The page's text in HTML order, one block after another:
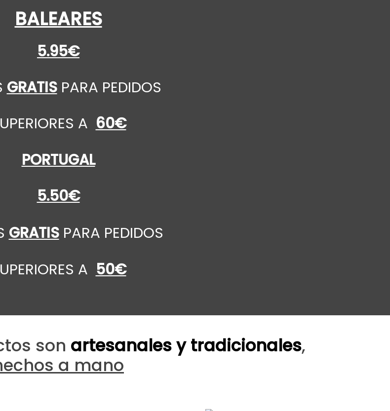
BALEARES
5.95€
GRATIS PARA PEDIDOS
A 60€
PORTUGAL
5.50€
GRATISPARA PEDIDOS
A 50€
son artesanales y tradicionales,
a mano